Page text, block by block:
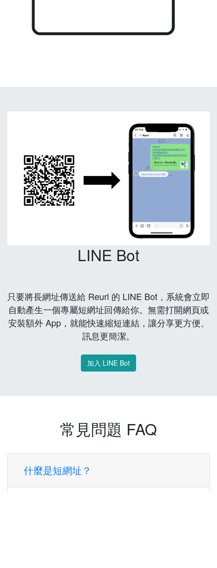
LINE Bot
只要將長網址傳送給 Reurl 的 LINE Bot，系統會立即
自動產生一個專屬短網址回傳給你。無需打開網頁或
安裝額外 App，就能快速縮短連結，讓分享更方便、
訊息更簡潔。
加入 LINE Bot
常見問題 FAQ
什麼是短網址？